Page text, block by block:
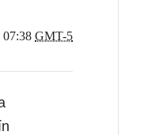
07:38 GMT-5